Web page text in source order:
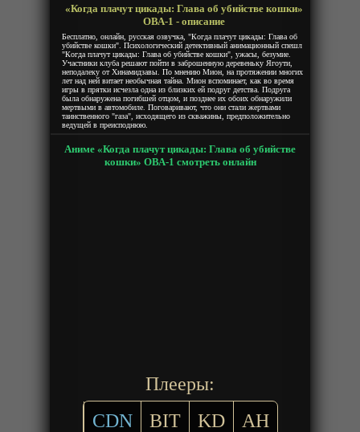
«Когда плачут цикады: Глава об убийстве кошки»
ОВА-1 - описание
Бесплатно, онлайн, русская озвучка, "Когда плачут цикады: Глава об
убийстве кошки". Психологический детективный анимационный спешл
"Когда плачут цикады: Глава об убийстве кошки", ужасы, безумие.
Участники клуба решают пойти в заброшенную деревеньку Ягоути,
неподалеку от Хинамидзавы. По мнению Мион, на протяжении многих
лет над ней витает необычная тайна. Мион вспоминает, как во время
игры в прятки исчезла одна из близких ей подруг детства. Подруга
была обнаружена погибшей отцом, и позднее их обоих обнаружили
мертвыми в автомобиле. Поговаривают, что они стали жертвами
таинственного "газа", исходящего из скважины, предположительно
ведущей в преисподнюю.
Аниме «Когда плачут цикады: Глава об убийстве
кошки» ОВА-1 смотреть онлайн
Плееры:
CDN
BIT KD AH